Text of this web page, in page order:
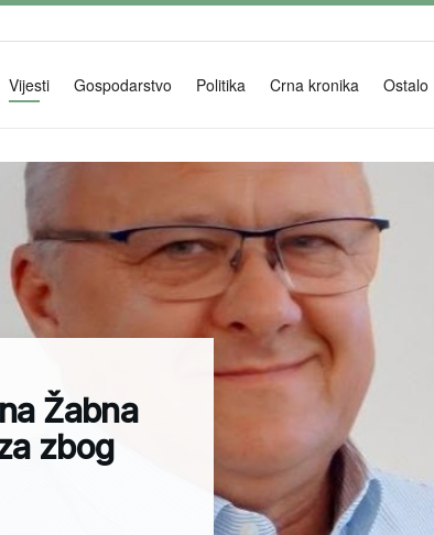
Vijesti Gospodarstvo Politika Crna kronika Ostalo
Žabna
zbog